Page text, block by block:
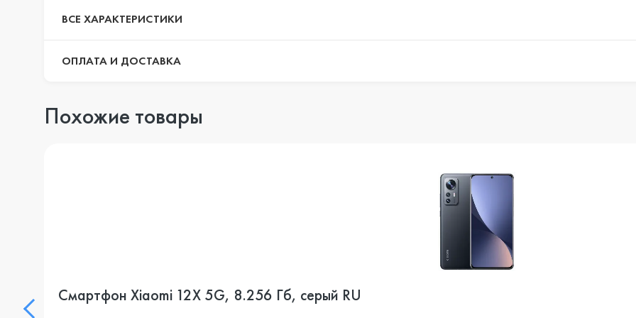
ВСЕ ХАРАКТЕРИСТИКИ
ОПЛАТА И ДОСТАВКА
Похожие товары
Смартфон Xiaomi 12X 5G, 8.256 Гб, серый RU